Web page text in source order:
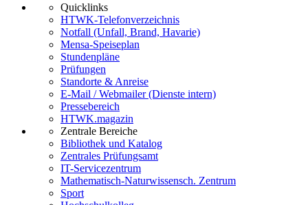
Quicklinks
HTWK-Telefonverzeichnis
Notfall (Unfall, Brand, Havarie)
Mensa-Speiseplan
Stundenpläne
Prüfungen
Standorte & Anreise
E-Mail / Webmailer (Dienste intern)
Pressebereich
HTWK.magazin
Zentrale Bereiche
Bibliothek und Katalog
Zentrales Prüfungsamt
IT-Servicezentrum
Mathematisch-Naturwissensch. Zentrum
Sport